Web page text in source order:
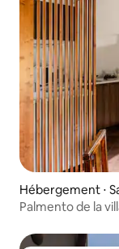
Hébergement ⋅
Palmento de la